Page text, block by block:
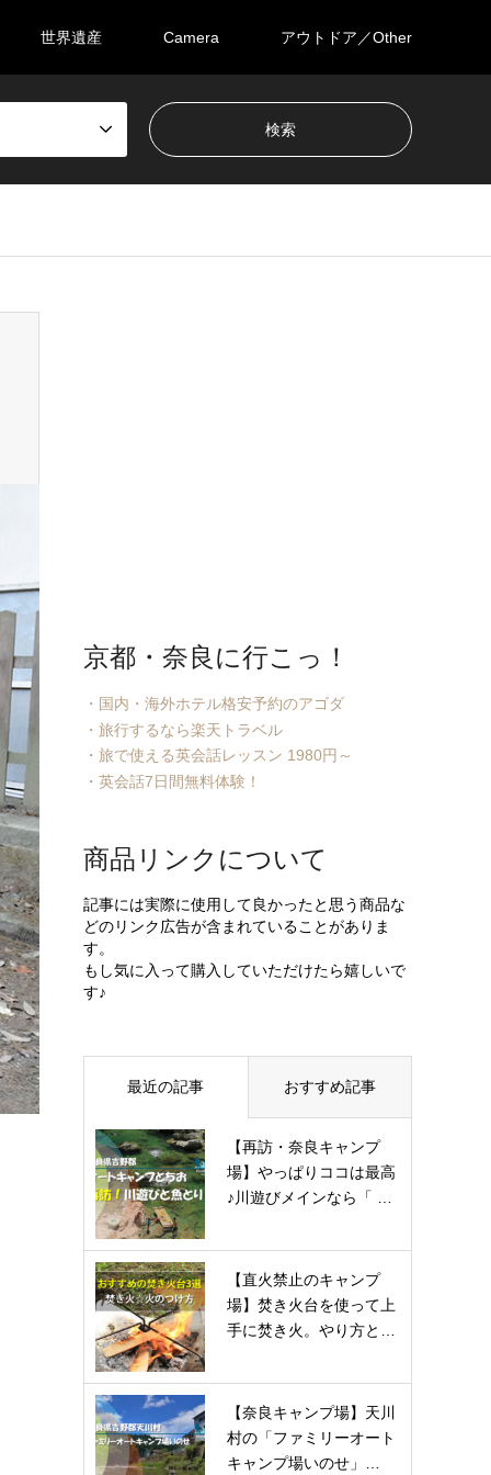
世界遺産 Camera アウトドア／Other
京都・奈良に行こっ！
・国内・海外ホテル格安予約のアゴダ
・旅行するなら楽天トラベル
・旅で使える英会話レッスン 1980円～
・英会話7日間無料体験！
商品リンクについて
記事には実際に使用して良かったと思う商品な
どのリンク広告が含まれていることがありま
す。
もし気に入って購入していただけたら嬉しいで
す♪
最近の記事 おすすめ記事
【再訪・奈良キャンプ
場】やっぱりココは最高
♪川遊びメインなら「 …
【直火禁止のキャンプ
場】焚き火台を使って上
手に焚き火。やり方と…
【奈良キャンプ場】天川
村の「ファミリーオート
キャンプ場いのせ」…